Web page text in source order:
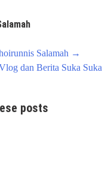
Salamah →
dan Berita Suka Suka
posts